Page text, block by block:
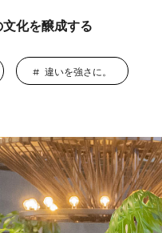
化を醸成する
違いを強さに。